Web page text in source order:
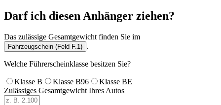
Darf ich diesen Anhänger ziehen?
Das zulässige Gesamtgewicht finden Sie im
Fahrzeugschein (Feld F.1) .
Welche Führerscheinklasse besitzen Sie?
Klasse B Klasse B96
Klasse BE
Zulässiges Gesamtgewicht Ihres Autos